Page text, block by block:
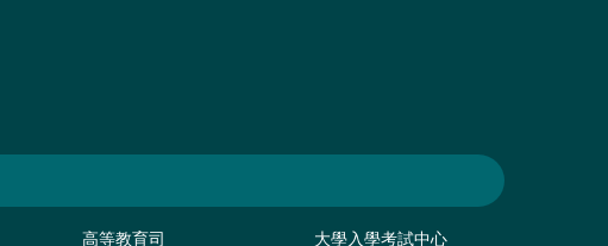
高等教育司 大學入學考試中心